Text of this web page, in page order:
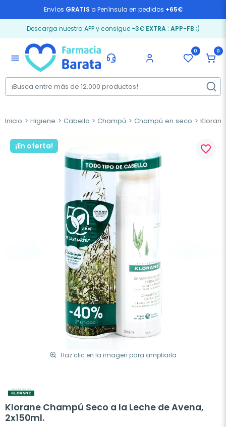
Envíos GRATIS a Península en pedidos +65€
Descarga nuestra APP y consigue -3€ EXTRA: APP-FB ;)
menu
0 0
Inicio Higiene Cabello Champú Champú en seco
¡En oferta!
Haz clic en la imagen para ampliarla
favorite_border
Klorane Champú Seco a la Leche de Avena,
2x150ml.